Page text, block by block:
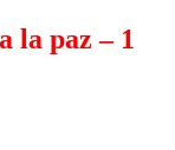
la paz – 1